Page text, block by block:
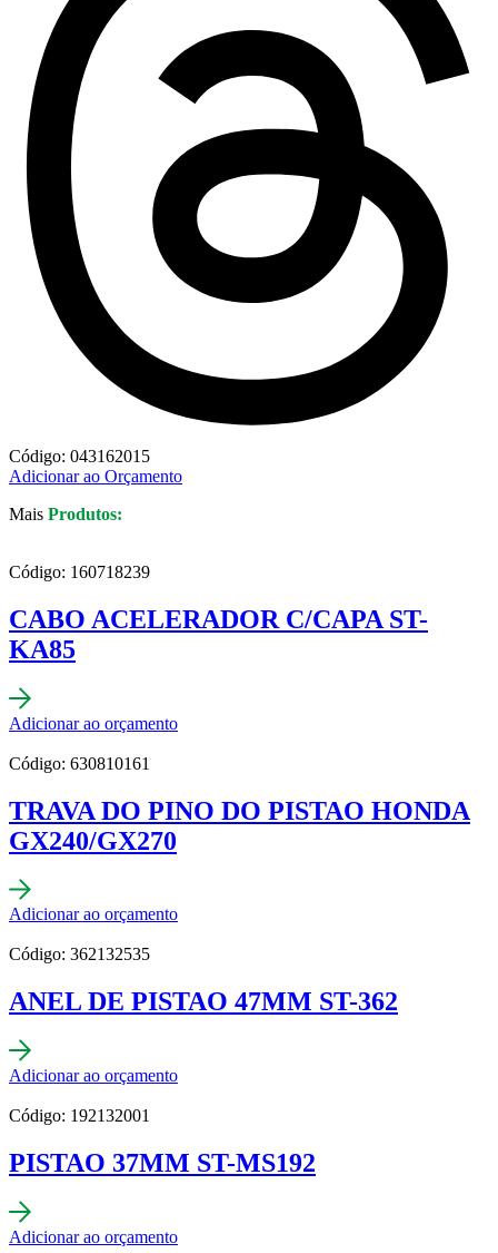
Código: 043162015
Adicionar ao Orçamento
Mais Produtos:
Código: 160718239
CABO ACELERADOR C/CAPA ST-
KA85
Adicionar ao orçamento
Código: 630810161
TRAVA DO PINO DO PISTAO HONDA
GX240/GX270
Adicionar ao orçamento
Código: 362132535
ANEL DE PISTAO 47MM ST-362
Adicionar ao orçamento
Código: 192132001
PISTAO 37MM ST-MS192
Adicionar ao orçamento